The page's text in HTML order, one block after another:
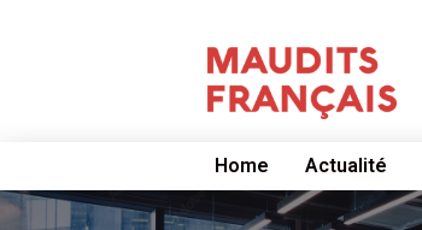
Home Actualité